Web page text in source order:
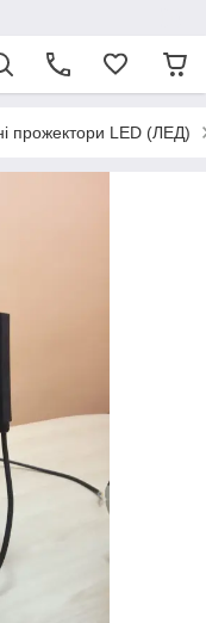
прожектори LED (ЛЕД)